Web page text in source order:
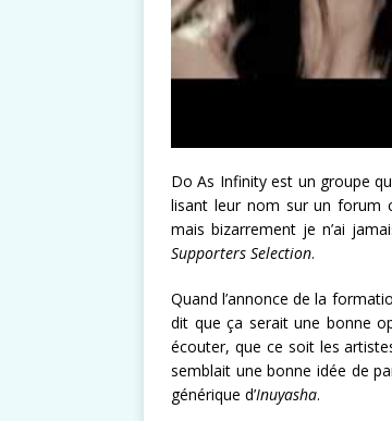
Do As Infinity est un groupe
lisant leur nom sur un forum
mais bizarrement je n’ai
Supporters Selection.
Quand l’annonce de la
dit que ça serait une bonne
écouter, que ce soit les
semblait une bonne idée de
générique d’Inuyasha.